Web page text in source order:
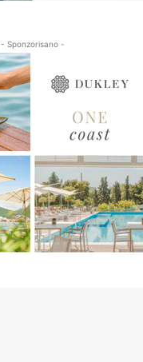
- Sponzorisano -